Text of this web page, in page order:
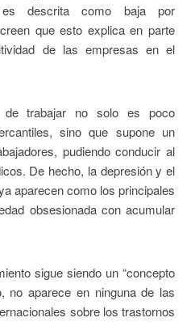
es descrita como baja por
que esto explica en parte
de las empresas en el
trabajar no solo es poco
sino que supone un
pudiendo conducir al
De hecho, la depresión y el
aparecen como los principales
obsesionada con acumular
sigue siendo un “concepto
no aparece en ninguna de las
sobre los trastornos